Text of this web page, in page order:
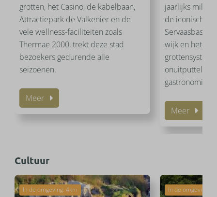
grotten, het Casino, de kabelbaan,
Attractiepark de Valkenier en de
vele wellness-faciliteiten zoals
Thermae 2000, trekt deze stad
bezoekers gedurende alle
seizoenen.
Meer
jaarlijks
de iconische
wijk en het
onuitputtelijke
gastronomie
Meer
Cultuur
In de omgeving: 4km In de omgeving: